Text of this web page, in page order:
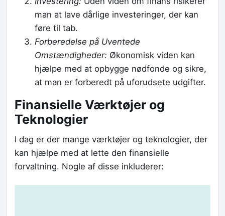
man at lave dårlige investeringer, der kan
føre til tab.
Forberedelse på Uventede
Omstændigheder: Økonomisk viden kan
hjælpe med at opbygge nødfonde og sikre,
at man er forberedt på uforudsete udgifter.
Finansielle Værktøjer og
Teknologier
I dag er der mange værktøjer og teknologier, der
kan hjælpe med at lette den finansielle
forvaltning. Nogle af disse inkluderer: